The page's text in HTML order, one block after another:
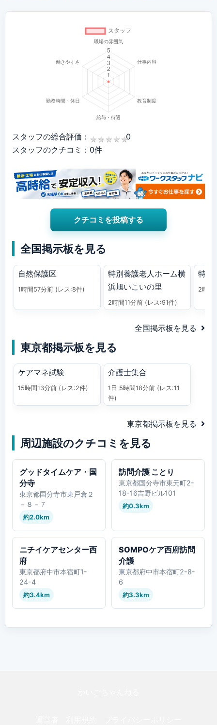
スタッフの総合評価： ★ ★ ★ ★ ★
★ ★ ★ ★ ★0
スタッフのクチコミ：0件
クチコミを投稿する
全国掲示板を見る
自然保護区
1時間57分前 (レス:8件)
特別養護老人ホーム横
浜旭いこいの里
2時間11分前 (レス:91件)
特養
2時間
全国掲示板を見る
東京都掲示板を見る
ケアマネ試験
15時間13分前 (レス:2件)
介護士集合
1日 5時間18分前 (レス:11
件)
東京都掲示板を見る
周辺施設のクチコミを見る
グッドタイムケア・国
分寺
東京都国分寺市東戸倉２
－８－７
約2.0km
訪問介護 ことり
東京都国分寺市東元町2-
18-16吉野ビル101
約0.3km
ニチイケアセンター西
府
東京都府中市本宿町1-
24-4
約3.4km
SOMPOケア西府訪問
介護
東京都府中市本宿町2-8-
6
約3.3km